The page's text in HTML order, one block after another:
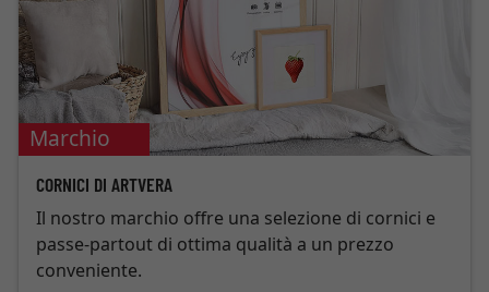
Marchio
CORNICI DI ARTVERA
Il nostro marchio offre una selezione di cornici e
passe-partout di ottima qualità a un prezzo
conveniente.